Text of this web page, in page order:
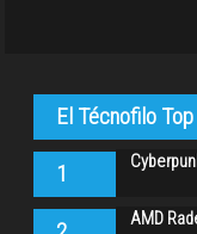
El Técnofilo
1
AMD